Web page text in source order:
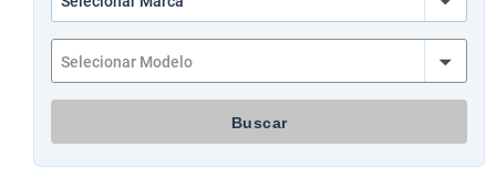
Buscar